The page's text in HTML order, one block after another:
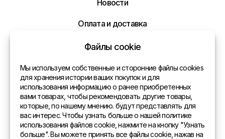
Новости
Оплата и доставка
Политика конфиденциальности
Контакты
Общая информация
Представительства в мире
Адрес
Файлы cookie
Мы используем собственные и сторонние файлы cookies
для хранения истории ваших покупок и для
использования информацию о ранее приобретенных
вами товарах, чтобы рекомендовать другие товары,
которые, по нашему мнению. будут представлять для
вас интерес. Чтобы узнать больше о нашей политике
использования файлов cookie, нажмите на кнопку "Узнать
больше". Вы можете принять все файлы cookie, нажав на